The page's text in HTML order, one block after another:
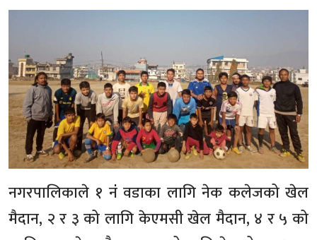
नगरपालिकाले १ नंं वडाका लागि नेक कलेजको खेल
मैदान, २ र ३ को लागि केएमसी खेल मैदान, ४ र ५ को